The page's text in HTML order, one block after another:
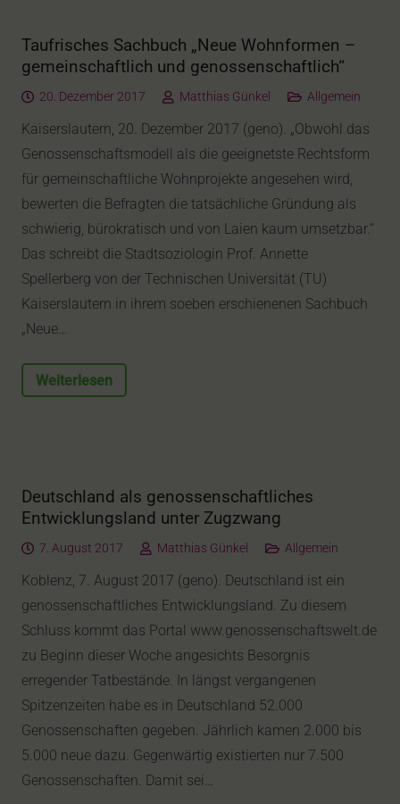
Taufrisches Sachbuch „Neue Wohnformen –
gemeinschaftlich und genossenschaftlich“
20. Dezember 2017 Matthias Günkel Allgemein
Kaiserslautern, 20. Dezember 2017 (geno). „Obwohl das
Genossenschaftsmodell als die geeignetste Rechtsform
für gemeinschaftliche Wohnprojekte angesehen wird,
bewerten die Befragten die tatsächliche Gründung als
schwierig, bürokratisch und von Laien kaum umsetzbar.“
Das schreibt die Stadtsoziologin Prof. Annette
Spellerberg von der Technischen Universität (TU)
Kaiserslautern in ihrem soeben erschienenen Sachbuch
„Neue…
Weiterlesen
Deutschland als genossenschaftliches
Entwicklungsland unter Zugzwang
7. August 2017 Matthias Günkel Allgemein
Koblenz, 7. August 2017 (geno). Deutschland ist ein
genossenschaftliches Entwicklungsland. Zu diesem
Schluss kommt das Portal www.genossenschaftswelt.de
zu Beginn dieser Woche angesichts Besorgnis
erregender Tatbestände. In längst vergangenen
Spitzenzeiten habe es in Deutschland 52.000
Genossenschaften gegeben. Jährlich kamen 2.000 bis
5.000 neue dazu. Gegenwärtig existierten nur 7.500
Genossenschaften. Damit sei…